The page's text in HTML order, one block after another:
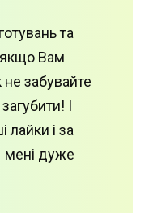
та
Вам
забувайте
І
лайки і за
мені дуже